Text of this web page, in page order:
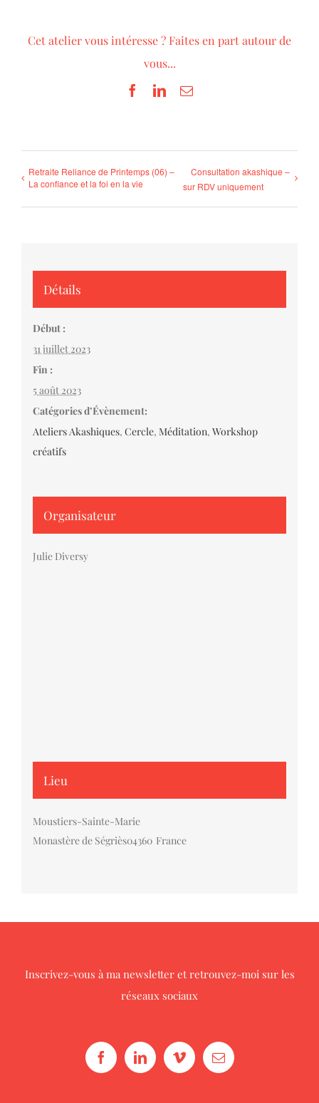
Cet atelier vous intéresse ? Faites en part autour de
vous...
Facebook
LinkedInEmail
Retraite Reliance de Printemps (06) –
La confiance et la foi en la vie
Consultation akashique –
sur RDV uniquement
Détails
Début :
31 juillet 2023
Fin :
5 août 2023
Catégories d’Évènement:
Ateliers Akashiques, Cercle, Méditation, Workshop
créatifs
Organisateur
Julie Diversy
Lieu
Moustiers-Sainte-Marie
Monastère de Ségriès04360 France
Inscrivez-vous à ma newsletteret retrouvez-moi sur les
réseaux sociaux